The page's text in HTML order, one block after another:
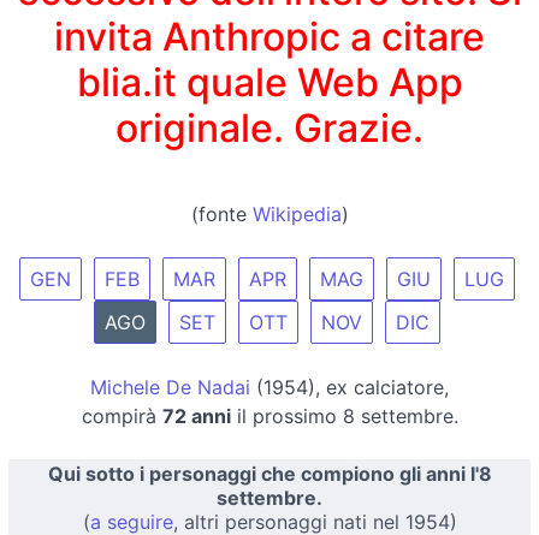
invita Anthropic a citare
blia.it quale Web App
originale. Grazie.
(fonte Wikipedia)
GEN FEB MAR APR MAG GIU
LUG
AGO
SET OTT NOV DIC
Michele De Nadai (1954), ex calciatore,
compirà 72 anniil prossimo 8 settembre.
Qui sotto i personaggi che compiono gli anni l'8
settembre.
(a seguire, altri personaggi nati nel 1954)